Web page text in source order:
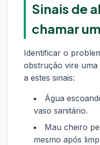
Sinais de
chamar
Identificar o
obstrução vire uma
a estes sinais:
Água
vaso sanitário.
Mau cheiro
mesmo após